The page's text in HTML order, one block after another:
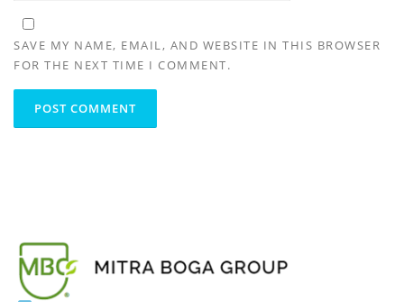
SAVE MY NAME, EMAIL, AND WEBSITE IN THIS BROWSER
FOR THE NEXT TIME I COMMENT.